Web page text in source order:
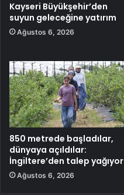
Kayseri Büyükşehir’den
suyun geleceğine yatırım
Ağustos 6, 2026
850 metrede başladılar,
dünyaya açıldılar:
İngiltere’den talep yağıyor
Ağustos 6, 2026